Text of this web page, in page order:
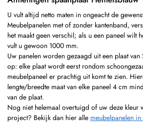
U vult altijd netto maten in ongeacht de
Meubelpanelen met of zonder kantenband,
het maakt geen verschil; als u een paneel wilt
vult u gewoon 1000 mm.
Uw panelen worden gezaagd uit een plaat
op: elke plaat wordt eerst rondom
meubelpaneel er prachtig uit komt te zien.
lengte/breedte maat van elke paneel 4 cm
van de plaat.
Nog niet helemaal overtuigd of uw deze kleur
project? Bekijk dan hier alle meubelpanelen